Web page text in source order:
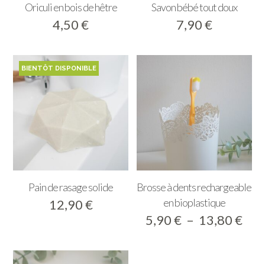
Oriculi en bois de hêtre
4,50€
Savon bébé tout doux
7,90€
Pain de rasage solide
12,90€
Brosse à dents rechargeable
en bioplastique
5,90€ – 13,80€